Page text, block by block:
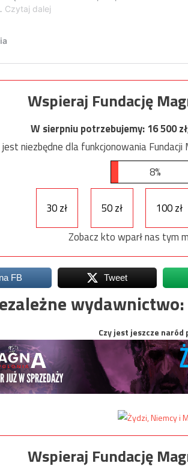
Wspieraj Fundację
W sierpniu potrzebujemy:16 500
niezbędne dla funkcjonowania Fundacji
8%
30 zł 50 zł 100 zł
Zobacz kto wparł nas tym
FB Tweet
wydawnictwo:
Czy jest jeszcze naród
Wspieraj Fundację